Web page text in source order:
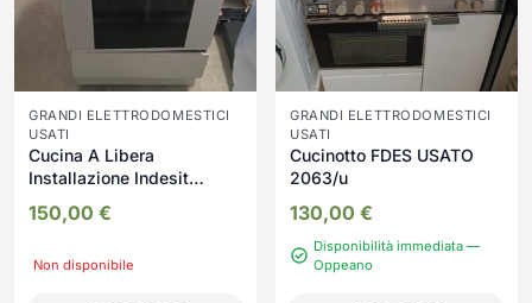
GRANDI ELETTRODOMESTICI
USATI
Cucina A Libera
Installazione Indesit
150,00 €
Non disponibile
GRANDI ELETTRODOMESTICI
USATI
Cucinotto FDES USATO
2063/u
130,00 €
Disponibilità immediata —
Oppeano